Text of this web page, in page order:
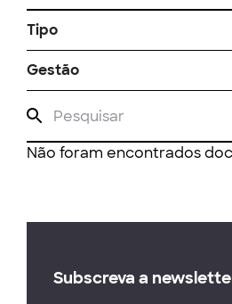
Tipo
Gestão
Não foram encontrados
Subscreva a